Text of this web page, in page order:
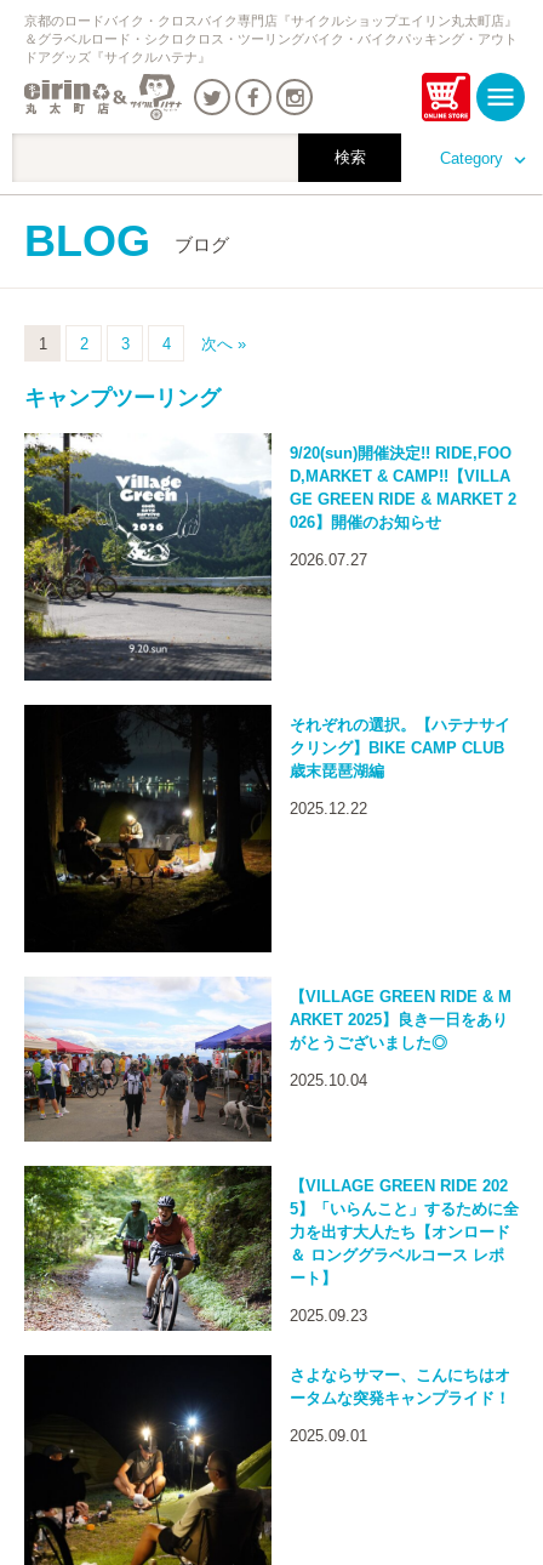
Category
京都のロードバイク・クロスバイク専門店『サイクルショップエイリン丸太町店』
＆グラベルロード・シクロクロス・ツーリングバイク・バイクパッキング・アウト
ドアグッズ『サイクルハテナ』
BLOG ブログ
1 2 3 4 次へ »
キャンプツーリング
9/20(sun)開催決定!! RIDE,FOO
D,MARKET & CAMP!!【VILLA
GE GREEN RIDE & MARKET 2
026】開催のお知らせ
2026.07.27
それぞれの選択。【ハテナサイ
クリング】BIKE CAMP CLUB
歳末琵琶湖編
2025.12.22
【VILLAGE GREEN RIDE & M
ARKET 2025】良き一日をあり
がとうございました◎
2025.10.04
【VILLAGE GREEN RIDE 202
5】「いらんこと」するために全
力を出す大人たち【オンロード
＆ ロンググラベルコース レポ
ート】
2025.09.23
さよならサマー、こんにちはオ
ータムな突発キャンプライド！
2025.09.01